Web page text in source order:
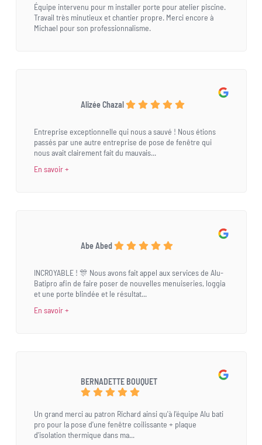
Équipe intervenu pour m installer porte pour atelier piscine.
Travail très minutieux et chantier propre. Merci encore à
Michael pour son professionnalisme.
Alizée Chazal
Entreprise exceptionnelle qui nous a sauvé ! Nous étions
passés par une autre entreprise de pose de fenêtre qui
nous avait clairement fait du mauvais...
En savoir +
Abe Abed
INCROYABLE ! 🎊 Nous avons fait appel aux services de Alu-
Batipro afin de faire poser de nouvelles menuiseries, loggia
et une porte blindée et le résultat...
En savoir +
BERNADETTE BOUQUET
Un grand merci au patron Richard ainsi qu'à l'équipe Alu bati
pro pour la pose d'une fenêtre coilissante + plaque
d'isolation thermique dans ma...